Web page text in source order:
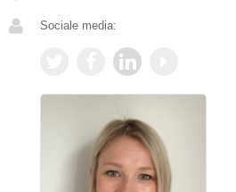
Sociale media: